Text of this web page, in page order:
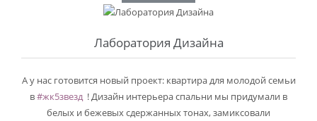
Лаборатория Дизайна
А у нас готовится новый проект: квартира для молодой семьи
в#жк5звезд ! Дизайн интерьера спальни мы придумали в
белых и бежевых сдержанных тонах, замиксовали